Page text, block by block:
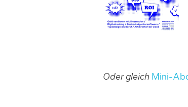
Oder gleich Mini-